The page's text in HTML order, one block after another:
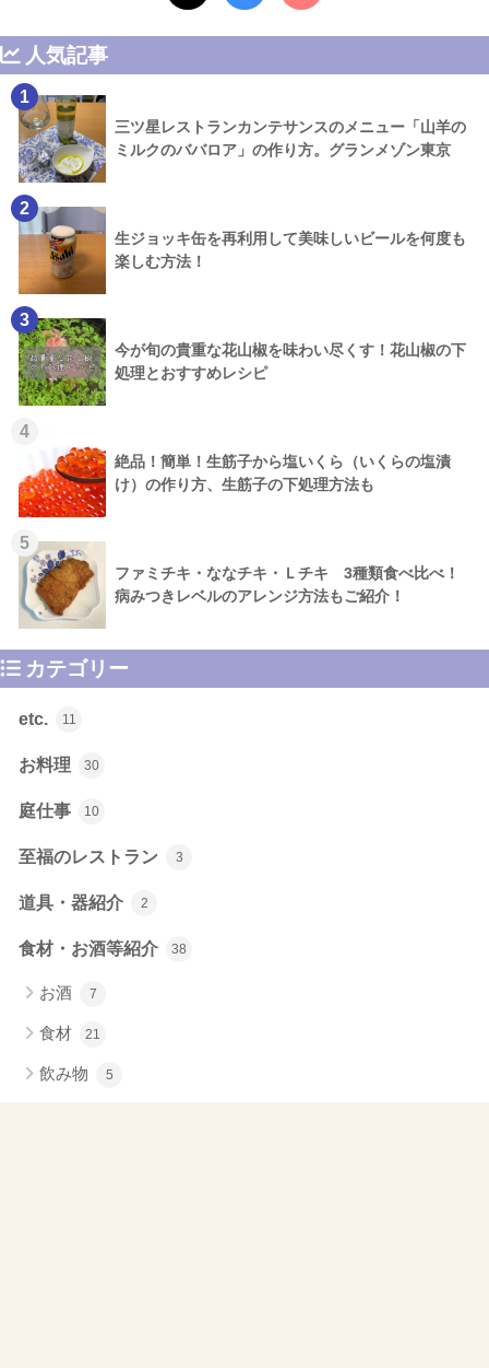
人気記事
1
三ツ星レストランカンテサンスのメニュー「山羊の
ミルクのババロア」の作り方。グランメゾン東京
2
生ジョッキ缶を再利用して美味しいビールを何度も
楽しむ方法！
3
今が旬の貴重な花山椒を味わい尽くす！花山椒の下
処理とおすすめレシピ
4
絶品！簡単！生筋子から塩いくら（いくらの塩漬
け）の作り方、生筋子の下処理方法も
5
ファミチキ・ななチキ・Ｌチキ 3種類食べ比べ！
病みつきレベルのアレンジ方法もご紹介！
カテゴリー
etc. 11
お料理 30
庭仕事 10
至福のレストラン 3
道具・器紹介 2
食材・お酒等紹介 38
お酒 7
食材 21
飲み物 5